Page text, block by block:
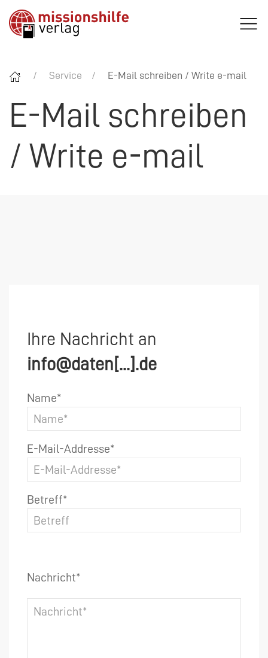
Service E-Mail schreiben / Write e-mail
E-Mail schreiben
/ Write e-mail
Ihre Nachricht an
info@daten[...].de
Name*
E-Mail-Addresse*
Betreff*
Nachricht*